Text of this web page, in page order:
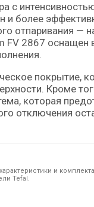
с
более
отпаривания —
FV 2867
покрытие,
Кроме
которая
отключения
и
Tefal.